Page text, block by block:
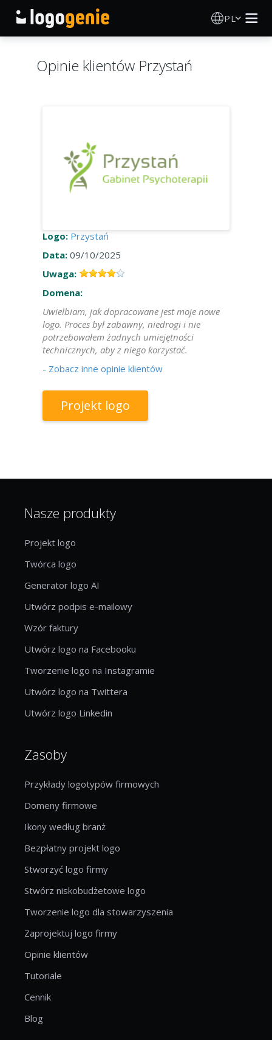
PL
ZALOGUJ SIĘ
Opinie klientów Przystań
Logo: Przystań
Data: 09/10/2025
Uwaga:
Domena:
Uwielbiam, jak dopracowane jest moje nowe
logo. Proces był zabawny, niedrogi i nie
potrzebowałem żadnych umiejętności
technicznych, aby z niego korzystać.
- Zobacz inne opinie klientów
Projekt logo
Nasze produkty
Projekt logo
Twórca logo
Generator logo AI
Utwórz podpis e-mailowy
Wzór faktury
Utwórz logo na Facebooku
Tworzenie logo na Instagramie
Utwórz logo na Twittera
Utwórz logo Linkedin
Zasoby
Przykłady logotypów firmowych
Domeny firmowe
Ikony według branż
Bezpłatny projekt logo
Stworzyć logo firmy
Stwórz niskobudżetowe logo
Tworzenie logo dla stowarzyszenia
Zaprojektuj logo firmy
Opinie klientów
Tutoriale
Cennik
Blog